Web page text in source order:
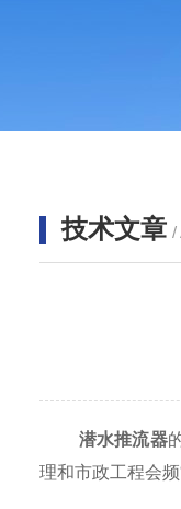
技术文章 /
潜水推流器
理和市政工程会